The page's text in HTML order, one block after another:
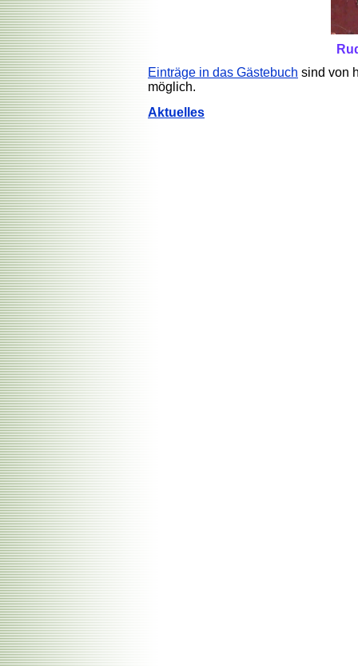
Einträge in das Gästebuch sind von
möglich.
Aktuelles